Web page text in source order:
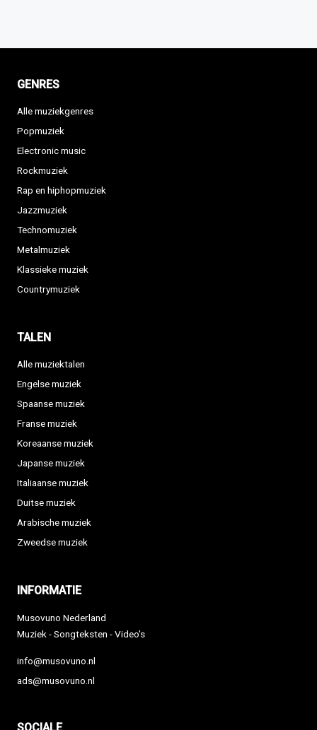
GENRES
Alle muziekgenres
Popmuziek
Electronic music
Rockmuziek
Rap en hiphopmuziek
Jazzmuziek
Technomuziek
Metalmuziek
Klassieke muziek
Countrymuziek
TALEN
Alle muziektalen
Engelse muziek
Spaanse muziek
Franse muziek
Koreaanse muziek
Japanse muziek
Italiaanse muziek
Duitse muziek
Arabische muziek
Zweedse muziek
INFORMATIE
Musovuno Nederland
Muziek - Songteksten - Video's
info@musovuno.nl
ads@musovuno.nl